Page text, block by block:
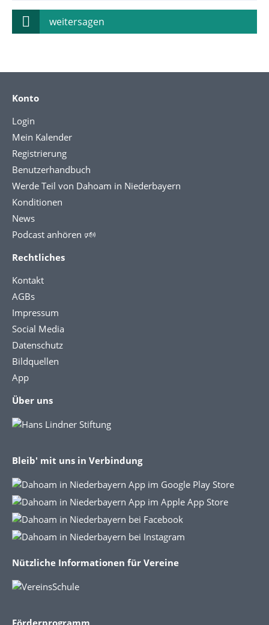
weitersagen
Konto
Login
Mein Kalender
Registrierung
Benutzerhandbuch
Werde Teil von Dahoam in Niederbayern
Konditionen
News
Podcast anhören 🕬
Rechtliches
Kontakt
AGBs
Impressum
Social Media
Datenschutz
Bildquellen
App
Über uns
Bleib' mit uns in Verbindung
Nützliche Informationen für Vereine
Förderprogramm